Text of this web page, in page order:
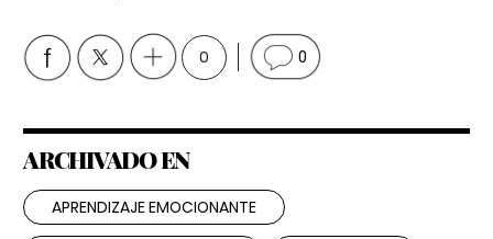
0 0
ARCHIVADO EN
APRENDIZAJE EMOCIONANTE